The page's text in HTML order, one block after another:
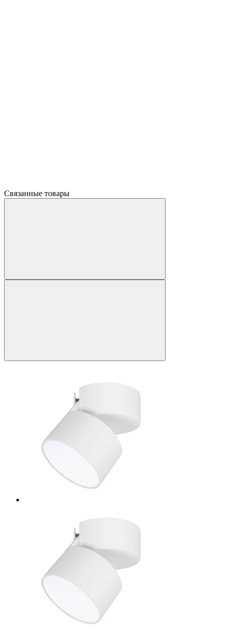
Связанные товары